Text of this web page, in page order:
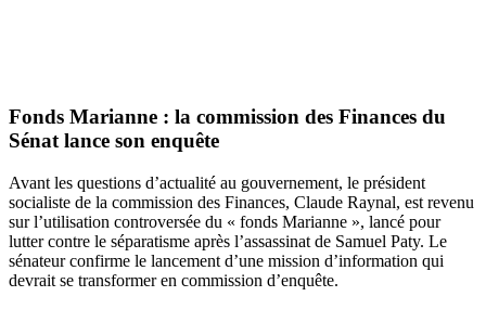
Fonds Marianne : la commission des Finances du
Sénat lance son enquête
Avant les questions d’actualité au gouvernement, le président
socialiste de la commission des Finances, Claude Raynal, est revenu
sur l’utilisation controversée du « fonds Marianne », lancé pour
lutter contre le séparatisme après l’assassinat de Samuel Paty. Le
sénateur confirme le lancement d’une mission d’information qui
devrait se transformer en commission d’enquête.